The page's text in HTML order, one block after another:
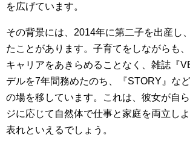
を広げています。
その背景には、2014年に第二子を出産し
たことがあります。子育てをしながらも
キャリアをあきらめることなく、雑誌『
デルを7年間務めたのち、『STORY』な
の場を移しています。これは、彼女が自
ジに応じて自然体で仕事と家庭を両立し
表れといえるでしょう。